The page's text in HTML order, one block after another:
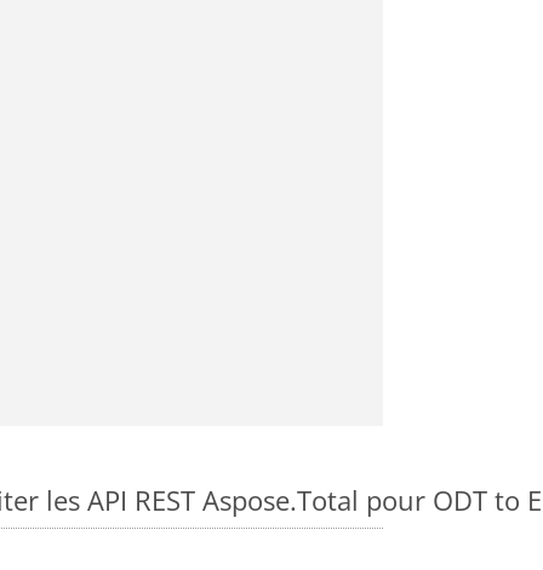
les API REST Aspose.Total pour ODT to